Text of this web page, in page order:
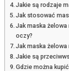
Jakie są rodzaje
Jak stosować
Jak maska
oczy?
Jak maska
Jakie są
Gdzie można